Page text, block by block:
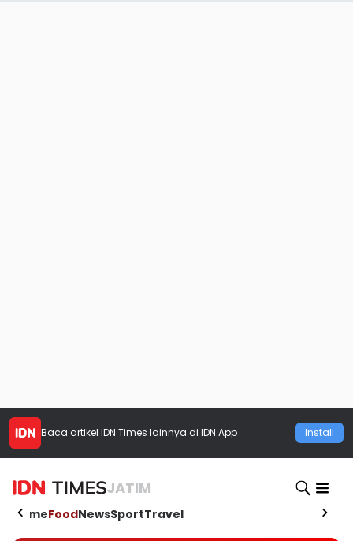
Baca artikel IDN Times lainnya di IDN App Install
JATIM
HomeFoodNewsSportTravel